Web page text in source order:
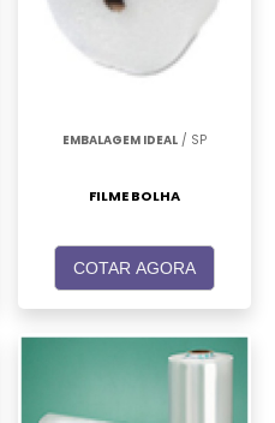
EMBALAGEM IDEAL / SP
FILME BOLHA
COTAR AGORA